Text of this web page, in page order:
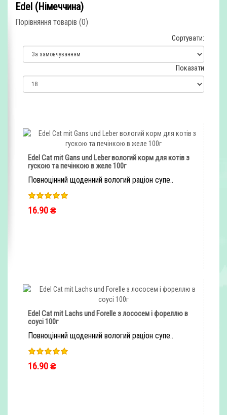
Edel (Німеччина)
Порівняння товарів (0)
Сортувати:
Показати
Edel Cat mit Gans und Leber вологий корм для котів з
гускою та печінкою в желе 100г
Повноцінний щоденний вологий раціон супе..
16.90 ₴
Edel Cat mit Lachs und Forelle з лососем і фореллю в
соусі 100г
Повноцінний щоденний вологий раціон супе..
16.90 ₴